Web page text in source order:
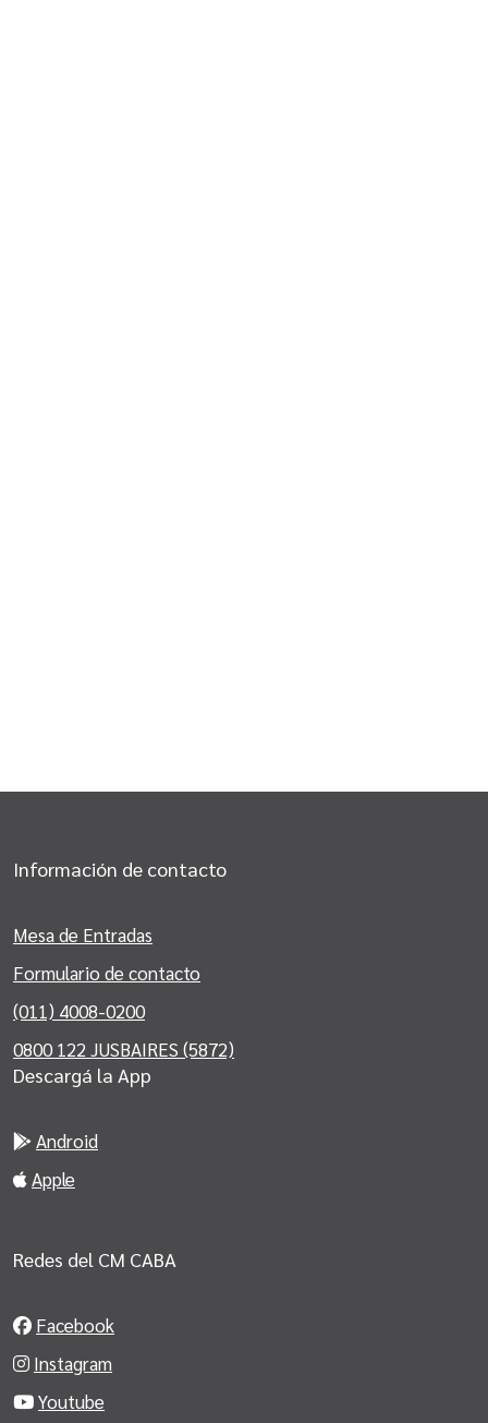
Información de contacto
Mesa de Entradas
Formulario de contacto
(011) 4008-0200
0800 122 JUSBAIRES (5872)
Descargá la App
Android
Apple
Redes del CM CABA
Facebook
Instagram
Youtube